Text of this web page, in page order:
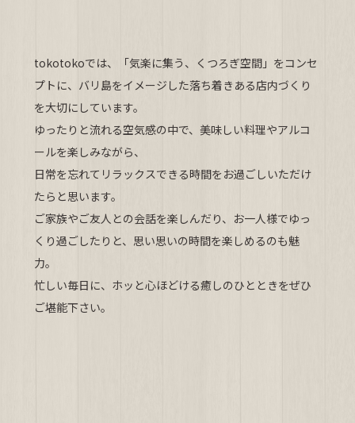
tokotokoでは、「気楽に集う、くつろぎ空間」をコンセ
プトに、バリ島をイメージした落ち着きある店内づくり
を大切にしています。
ゆったりと流れる空気感の中で、美味しい料理やアルコ
ールを楽しみながら、
日常を忘れてリラックスできる時間をお過ごしいただけ
たらと思います。
ご家族やご友人との会話を楽しんだり、お一人様でゆっ
くり過ごしたりと、思い思いの時間を楽しめるのも魅
力。
忙しい毎日に、ホッと心ほどける癒しのひとときをぜひ
ご堪能下さい。